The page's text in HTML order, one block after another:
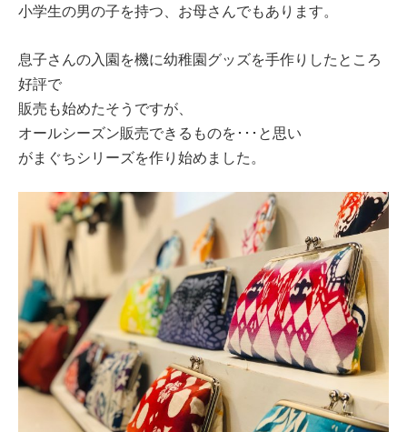
小学生の男の子を持つ、お母さんでもあります。
息子さんの入園を機に幼稚園グッズを手作りしたところ
好評で
販売も始めたそうですが、
オールシーズン販売できるものを･･･と思い
がまぐちシリーズを作り始めました。